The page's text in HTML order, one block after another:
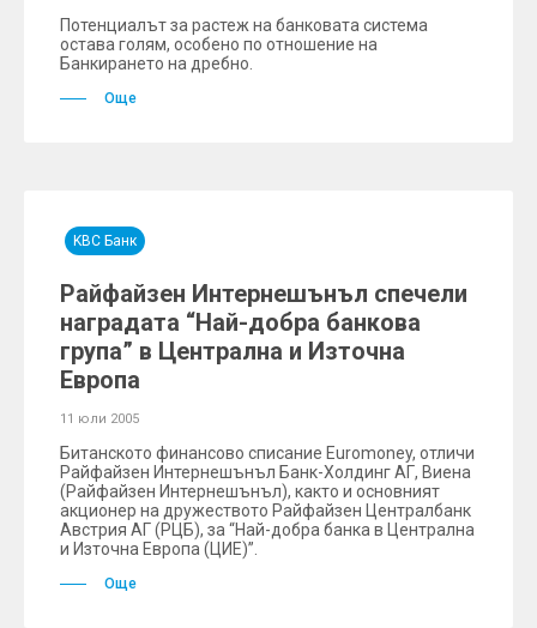
Потенциалът за растеж на банковата система
остава голям, особено по отношение на
Банкирането на дребно.
Още
KBC Банк
Райфайзен Интернешънъл спечели
наградата “Най-добра банкова
група” в Централна и Източна
Европа
11 юли 2005
Битанското финансово списание Euromoney, отличи
Райфайзен Интернешънъл Банк-Холдинг АГ, Виена
(Райфайзен Интернешънъл), както и основният
акционер на дружеството Райфайзен Централбанк
Австрия АГ (РЦБ), за “Най-добра банка в Централна
и Източна Европа (ЦИЕ)”.
Още